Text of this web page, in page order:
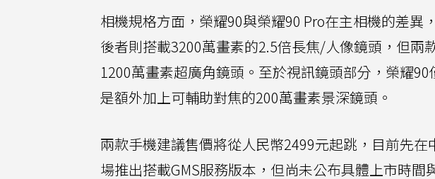
相機規格方面，榮耀90與榮耀90 Pro在主相機的差異
後者則搭載3200萬畫素的2.5倍長焦/人像鏡頭，但兩
1200萬畫素超廣角鏡頭。至於視訊鏡頭部分，榮耀
是額外加上可輔助對焦的200萬畫素景深鏡頭。
兩款手機建議售價將從人民幣2499元起跳，目前先
場推出搭載GMS服務版本，但尚未公布具體上市時間